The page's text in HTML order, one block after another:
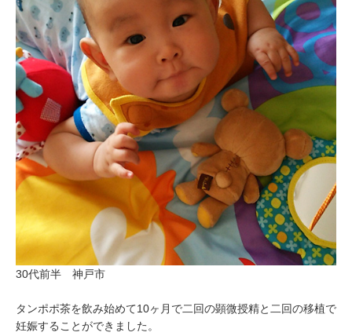
30代前半 神戸市
タンポポ茶を飲み始めて10ヶ月で二回の顕微授精と二回の移植で
妊娠することができました。